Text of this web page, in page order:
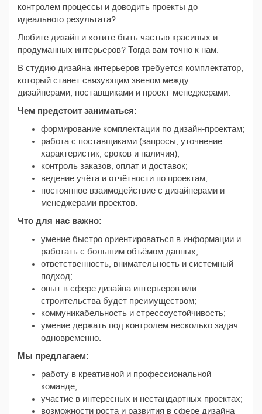
контролем процессы и доводить проекты до
идеального результата?
Любите дизайн и хотите быть частью красивых и
продуманных интерьеров? Тогда вам точно к нам.
В студию дизайна интерьеров требуется комплектатор,
который станет связующим звеном между
дизайнерами, поставщиками и проект-менеджерами.
Чем предстоит заниматься:
формирование комплектации по дизайн-проектам;
работа с поставщиками (запросы, уточнение
характеристик, сроков и наличия);
контроль заказов, оплат и доставок;
ведение учёта и отчётности по проектам;
постоянное взаимодействие с дизайнерами и
менеджерами проектов.
Что для нас важно:
умение быстро ориентироваться в информации и
работать с большим объёмом данных;
ответственность, внимательность и системный
подход;
опыт в сфере дизайна интерьеров или
строительства будет преимуществом;
коммуникабельность и стрессоустойчивость;
умение держать под контролем несколько задач
одновременно.
Мы предлагаем:
работу в креативной и профессиональной
команде;
участие в интересных и нестандартных проектах;
возможности роста и развития в сфере дизайна